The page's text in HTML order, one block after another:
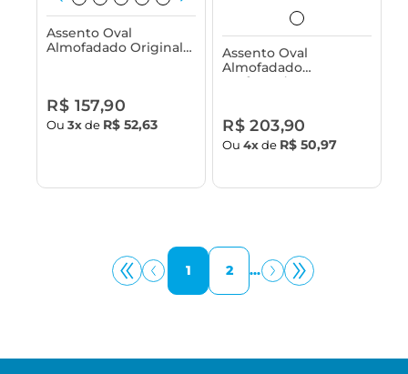
Assento Oval
Almofadado Original
R$ 157,90
Ou3xde R$ 52,63
Assento Oval
Almofadado
Perfumado com
Maciez e Aroma Floral
R$ 203,90
Ou4xde R$ 50,97
1 2 ...